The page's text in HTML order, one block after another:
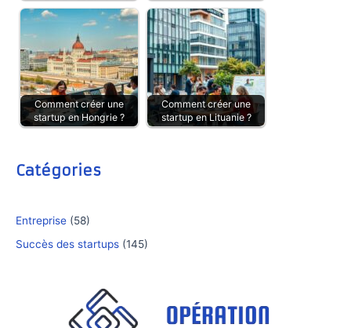
Comment créer une
startup en Hongrie ?
Comment créer une
startup en Lituanie ?
Catégories
Entreprise (58)
Succès des startups (145)